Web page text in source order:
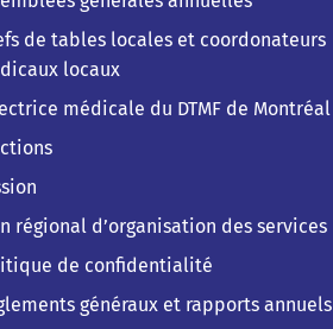
de tables locales et coordonateurs
locaux
médicale du DTMF de Montréal
régional d’organisation des services
de confidentialité
généraux et rapports annuels